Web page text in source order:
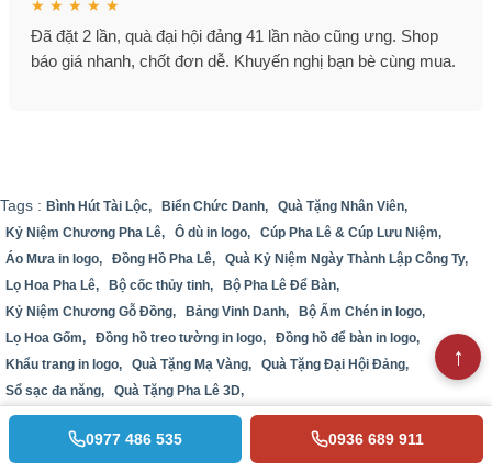
★ ★ ★ ★ ★
Đã đặt 2 lần, quà đại hội đảng 41 lần nào cũng ưng. Shop
báo giá nhanh, chốt đơn dễ. Khuyến nghị bạn bè cùng mua.
Tags : Bình Hút Tài Lộc, Biển Chức Danh,
Quà Tặng Nhân Viên,
Kỷ Niệm Chương Pha Lê,
Ô dù in logo,
Cúp Pha Lê & Cúp Lưu Niệm,
Áo Mưa in logo,
Đồng Hồ Pha Lê,
Quà Kỷ Niệm Ngày Thành Lập Công Ty,
Lọ Hoa Pha Lê,
Bộ cốc thủy tinh,
Bộ Pha Lê Để Bàn,
Kỷ Niệm Chương Gỗ Đồng,
Bảng Vinh Danh,
Bộ Ấm Chén in logo,
Lọ Hoa Gốm,
Đồng hồ treo tường in logo,
Đồng hồ để bàn in logo,
Khẩu trang in logo,
Quà Tặng Mạ Vàng,
Quà Tặng Đại Hội Đảng,
Sổ sạc đa năng,
Quà Tặng Pha Lê 3D,
0977 486 535 0936 689 911